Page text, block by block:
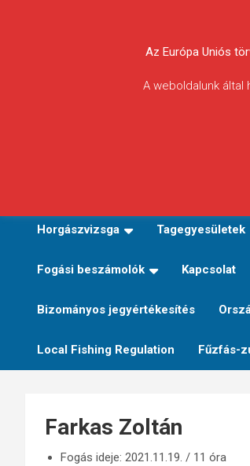
Körösvidéki
Egyesületek
Horgászvizsga Tagegyesületek
Fogási beszámolók Kapcsolat
Bizományos jegyértékesítés
Local Fishing Regulation Fűzfás-
Farkas Zoltán
Fogás ideje: 2021.11.19. / 11 óra
Az Európa Uniós
A weboldalunk által